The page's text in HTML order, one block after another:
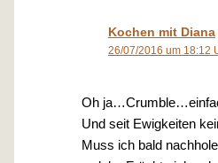
Kochen mit Diana
26/07/2016 um 18:12
Oh
Und seit Ewigkeiten
Muss ich bald